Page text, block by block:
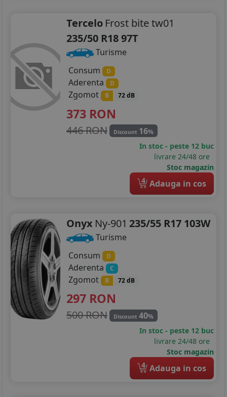
Tercelo Frost bite tw01
235/50 R18 97T
Turisme
Consum
D
Aderenta D
Zgomot B 72 dB
373 RON
446 RON Discount 16%
In stoc - peste 12 buc
livrare 24/48 ore
Stoc magazin
4 Adauga in cos
Onyx Ny-901 235/55 R17 103W
Turisme
Consum
D
Aderenta C
Zgomot B 72 dB
297 RON
500 RON Discount 40%
In stoc - peste 12 buc
livrare 24/48 ore
Stoc magazin
4 Adauga in cos